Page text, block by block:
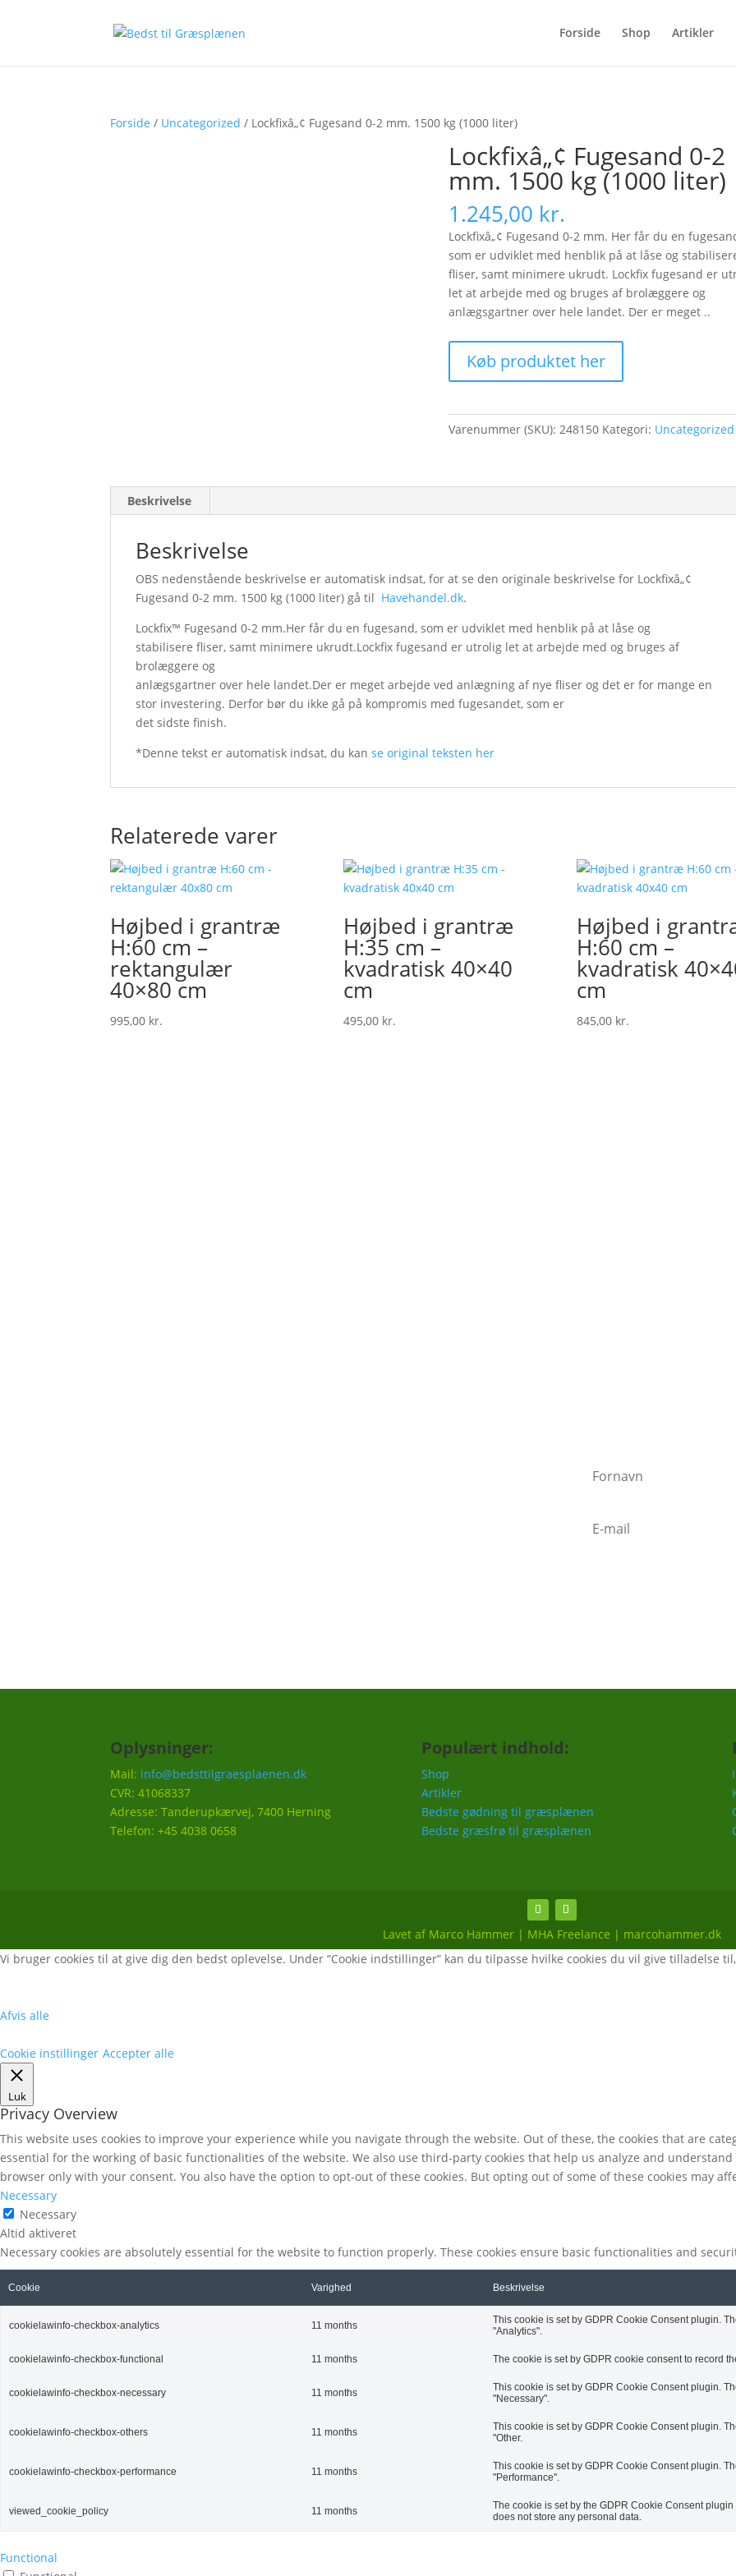
Forside Shop Artikler
Forside / Uncategorized / Lockfixâ„¢ Fugesand 0-2 mm. 1500 kg (1000 liter)
Lockfixâ„¢ Fugesand 0-2
mm. 1500 kg (1000 liter)
1.245,00 kr.
Lockfixâ„¢ Fugesand 0-2 mm. Her får du en
som er udviklet med henblik på at låse og
fliser, samt minimere ukrudt. Lockfix fugesand er
let at arbejde med og bruges af brolæggere og
anlægsgartner over hele landet. Der er meget ..
Køb produktet her
Varenummer (SKU):248150 Kategori: Uncategorized
Beskrivelse
Beskrivelse
OBS nedenstående beskrivelse er automatisk indsat, for at se den originale beskrivelse for Lockfixâ„¢
Fugesand 0-2 mm. 1500 kg (1000 liter) gå til Havehandel.dk.
Lockfix™ Fugesand 0-2 mm.Her får du en fugesand, som er udviklet med henblik på at låse og
stabilisere fliser, samt minimere ukrudt.Lockfix fugesand er utrolig let at arbejde med og bruges af
brolæggere og
anlægsgartner over hele landet.Der er meget arbejde ved anlægning af nye fliser og det er for mange en
stor investering. Derfor bør du ikke gå på kompromis med fugesandet, som er
det sidste finish.
*Denne tekst er automatisk indsat, du kanse original teksten her
Relaterede varer
Højbed i grantræ
H:60 cm –
rektangulær
40×80 cm
995,00 kr.
Højbed i grantræ
H:35 cm –
kvadratisk 40×40
cm
495,00 kr.
Højbed i
H:60 cm –
kvadratisk
cm
845,00 kr.
Oplysninger:
Mail: info@bedsttilgraesplaenen.dk
CVR: 41068337
Adresse: Tanderupkærvej, 7400 Herning
Telefon: +45 4038 0658
Populært indhold:
Shop
Artikler
Bedste gødning til græsplænen
Bedste græsfrø til græsplænen
Lavet af Marco Hammer | MHA Freelance | marcohammer.dk
Vi bruger cookies til at give dig den bedst oplevelse. Under “Cookie indstillinger” kan du tilpasse hvilke cookies du vil give tilladelse
Afvis alle
Cookie instillinger Accepter alle
Luk
Privacy Overview
This website uses cookies to improve your experience while you navigate through the website. Out of these, the cookies that are
essential for the working of basic functionalities of the website. We also use third-party cookies that help us analyze and
browser only with your consent. You also have the option to opt-out of these cookies. But opting out of some of these cookies may
Necessary
Necessary
Altid aktiveret
Necessary cookies are absolutely essential for the website to function properly. These cookies ensure basic functionalities and
Cookie Varighed Beskrivelse
cookielawinfo-checkbox-analytics 11 months
This cookie is set by GDPR Cookie Consent plugin.
"Analytics".
cookielawinfo-checkbox-functional 11 months The cookie is set by GDPR cookie consent to record
cookielawinfo-checkbox-necessary 11 months
This cookie is set by GDPR Cookie Consent plugin.
"Necessary".
cookielawinfo-checkbox-others 11 months
This cookie is set by GDPR Cookie Consent plugin.
"Other.
cookielawinfo-checkbox-performance 11 months
This cookie is set by GDPR Cookie Consent plugin.
"Performance".
viewed_cookie_policy 11 months
The cookie is set by the GDPR Cookie Consent
does not store any personal data.
Functional